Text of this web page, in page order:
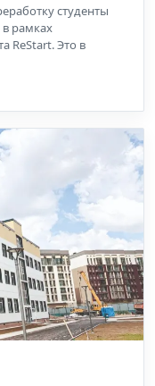
студенты
рамках
ReStart. Это в